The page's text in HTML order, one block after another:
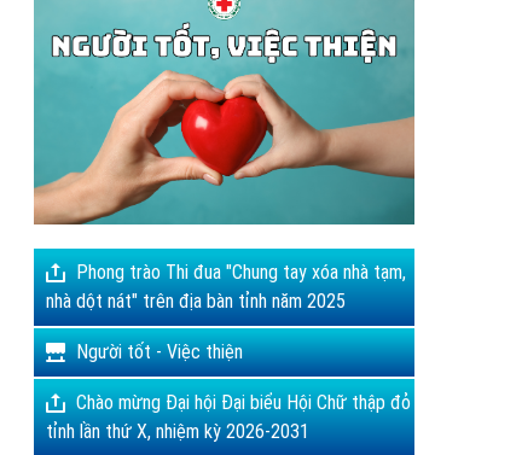
Phong trào Thi đua "Chung tay xóa nhà tạm,
nhà dột nát" trên địa bàn tỉnh năm 2025
Người tốt - Việc thiện
Chào mừng Đại hội Đại biểu Hội Chữ thập đỏ
tỉnh lần thứ X, nhiệm kỳ 2026-2031